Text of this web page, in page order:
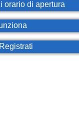
orario di apertura